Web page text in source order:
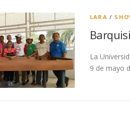
LARA /
La
9 de mayo